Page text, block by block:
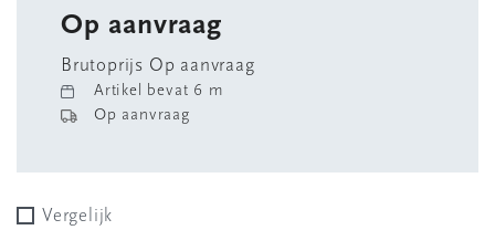
Op aanvraag
Brutoprijs Op aanvraag
Artikel bevat 6 m
Op aanvraag
Vergelijk